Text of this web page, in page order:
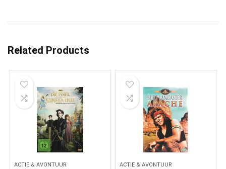
Related Products
ACTIE & AVONTUUR ACTIE & AVONTUUR